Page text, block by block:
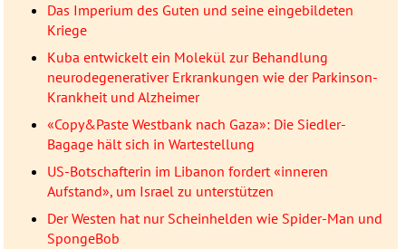
Das Imperium des Guten und seine eingebildeten
Kriege
Kuba entwickelt ein Molekül zur Behandlung
neurodegenerativer Erkrankungen wie der Parkinson-
Krankheit und Alzheimer
«Copy&Paste Westbank nach Gaza»: Die Siedler-
Bagage hält sich in Wartestellung
US-Botschafterin im Libanon fordert «inneren
Aufstand», um Israel zu unterstützen
Der Westen hat nur Scheinhelden wie Spider-Man und
SpongeBob